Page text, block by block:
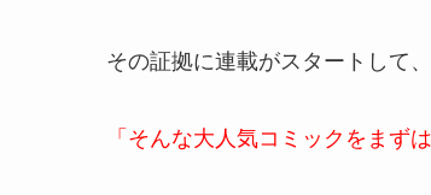
その証拠に連載がスタートして
「そんな大人気コミックをまず